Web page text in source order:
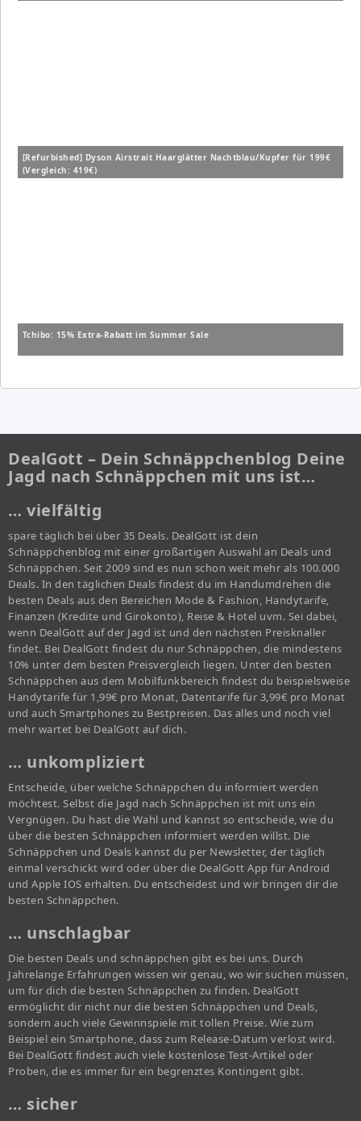
[Refurbished] Dyson Airstrait Haarglätter Nachtblau/Kupfer für 199€
(Vergleich: 419€)
Tchibo: 15% Extra-Rabatt im Summer Sale
DealGott – Dein Schnäppchenblog Deine
Jagd nach Schnäppchen mit uns ist…
… vielfältig
spare täglich bei über 35 Deals. DealGott ist dein
Schnäppchenblog mit einer großartigen Auswahl an Deals und
Schnäppchen. Seit 2009 sind es nun schon weit mehr als 100.000
Deals. In den täglichen Deals findest du im Handumdrehen die
besten Deals aus den Bereichen Mode & Fashion, Handytarife,
Finanzen (Kredite und Girokonto), Reise & Hotel uvm. Sei dabei,
wenn DealGott auf der Jagd ist und den nächsten Preisknaller
findet. Bei DealGott findest du nur Schnäppchen, die mindestens
10% unter dem besten Preisvergleich liegen. Unter den besten
Schnäppchen aus dem Mobilfunkbereich findest du beispielsweise
Handytarife für 1,99€ pro Monat, Datentarife für 3,99€ pro Monat
und auch Smartphones zu Bestpreisen. Das alles und noch viel
mehr wartet bei DealGott auf dich.
… unkompliziert
Entscheide, über welche Schnäppchen du informiert werden
möchtest. Selbst die Jagd nach Schnäppchen ist mit uns ein
Vergnügen. Du hast die Wahl und kannst so entscheide, wie du
über die besten Schnäppchen informiert werden willst. Die
Schnäppchen und Deals kannst du per Newsletter, der täglich
einmal verschickt wird oder über die DealGott App für Android
und Apple IOS erhalten. Du entscheidest und wir bringen dir die
besten Schnäppchen.
… unschlagbar
Die besten Deals und schnäppchen gibt es bei uns. Durch
Jahrelange Erfahrungen wissen wir genau, wo wir suchen müssen,
um für dich die besten Schnäppchen zu finden. DealGott
ermöglicht dir nicht nur die besten Schnäppchen und Deals,
sondern auch viele Gewinnspiele mit tollen Preise. Wie zum
Beispiel ein Smartphone, dass zum Release-Datum verlost wird.
Bei DealGott findest auch viele kostenlose Test-Artikel oder
Proben, die es immer für ein begrenztes Kontingent gibt.
… sicher